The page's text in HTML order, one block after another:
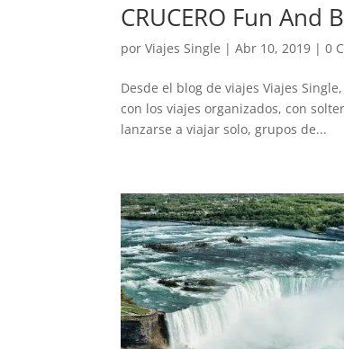
CRUCERO Fun
porViajes Single |Abr 10, 2019 |0
Desde el blog de viajes Viajes
con los viajes organizados, con
lanzarse a viajar solo, grupos de...